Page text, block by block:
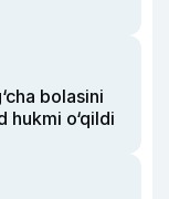
bolasini
hukmi o‘qildi